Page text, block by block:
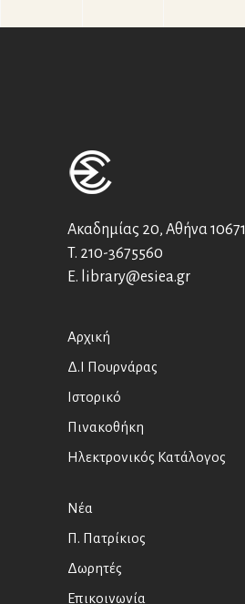
Ακαδημίας 20, Αθήνα 10671
T. 210-3675560
E. library@esiea.gr
Αρχική
Δ.Ι Πουρνάρας
Ιστορικό
Πινακοθήκη
Ηλεκτρονικός Κατάλογος
Νέα
Π. Πατρίκιος
Δωρητές
Επικοινωνία